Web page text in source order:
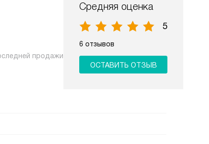
продажи
Средняя оценка
5
6 отзывов
ОСТАВИТЬ ОТЗЫВ